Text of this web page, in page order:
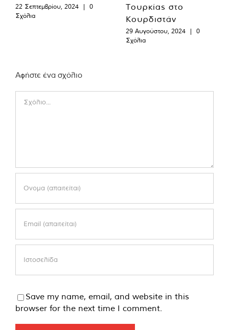
22 Σεπτεμβρίου, 2024 |
0
Σχόλια
Τουρκίας στο
Κουρδιστάν
29 Αυγούστου, 2024 |
0
Σχόλια
Αφήστε ένα σχόλιο
Save my name, email, and website in this
browser for the next time I comment.